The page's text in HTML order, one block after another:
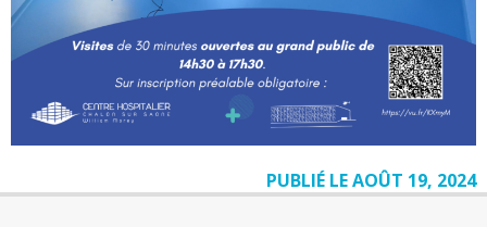
Médecine
Chirurgie
robotisée
Urgences,
Soins
PUBLIÉ LE AOÛT 19, 2024